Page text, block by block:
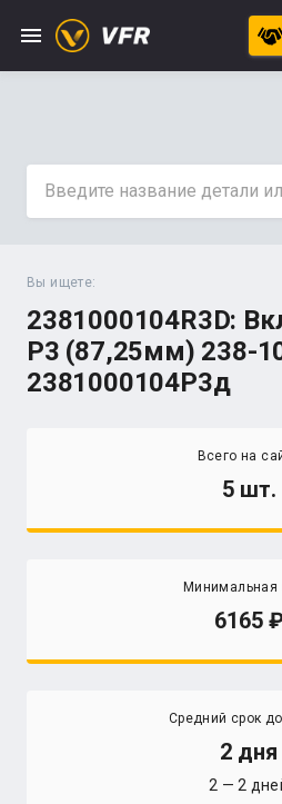
menu
Вы ищете:
2381000104R3D:
Р3 (87,25мм) 238-
2381000104Р3д
Всего на
5 шт.
Минимальная
6165
Средний срок
2 дня
2 — 2